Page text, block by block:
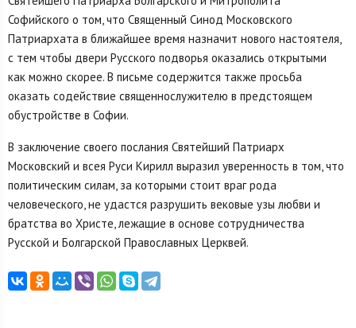
Софийского о том, что Священный Синод Московского
Патриархата в ближайшее время назначит нового настоятеля,
с тем чтобы двери Русского подворья оказались открытыми
как можно скорее. В письме содержится также просьба
оказать содействие священнослужителю в предстоящем
обустройстве в Софии.
В заключение своего послания Святейший Патриарх
Московский и всея Руси Кирилл выразил уверенность в том, что
политическим силам, за которыми стоит враг рода
человеческого, не удастся разрушить вековые узы любви и
братства во Христе, лежащие в основе сотрудничества
Русской и Болгарской Православных Церквей.